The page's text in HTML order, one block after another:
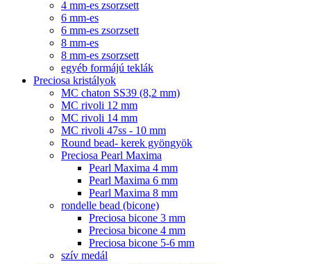
4 mm-es zsorzsett
6 mm-es
6 mm-es zsorzsett
8 mm-es
8 mm-es zsorzsett
egyéb formájú teklák
Preciosa kristályok
MC chaton SS39 (8,2 mm)
MC rivoli 12 mm
MC rivoli 14 mm
MC rivoli 47ss - 10 mm
Round bead- kerek gyöngyök
Preciosa Pearl Maxima
Pearl Maxima 4 mm
Pearl Maxima 6 mm
Pearl Maxima 8 mm
rondelle bead (bicone)
Preciosa bicone 3 mm
Preciosa bicone 4 mm
Preciosa bicone 5-6 mm
szív medál